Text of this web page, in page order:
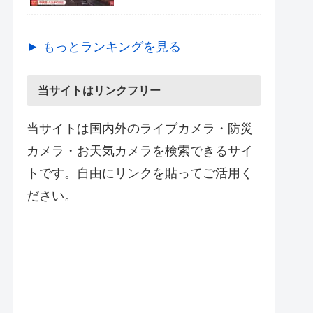
► もっとランキングを見る
当サイトはリンクフリー
当サイトは国内外のライブカメラ・防災
カメラ・お天気カメラを検索できるサイ
トです。自由にリンクを貼ってご活用く
ださい。